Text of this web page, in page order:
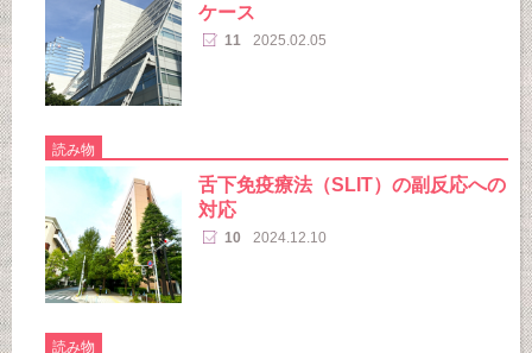
ケース
11 2025.02.05
読み物
舌下免疫療法（SLIT）の副反応への
対応
10 2024.12.10
読み物